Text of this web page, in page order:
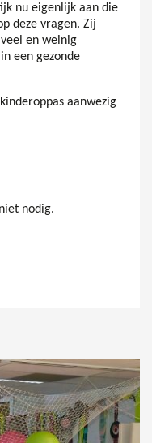
nu eigenlijk aan die
deze vragen. Zij
en weinig
een gezonde
aanwezig
nodig.